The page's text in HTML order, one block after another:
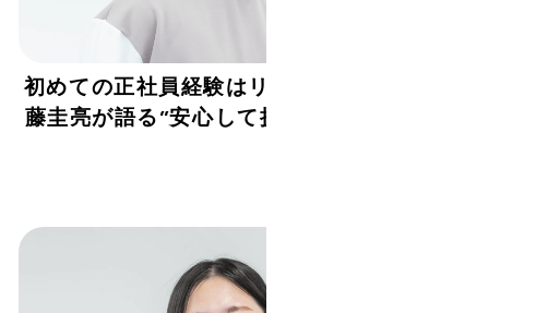
初めての正社員経験はリアライズで。伊
藤圭亮が語る“安心して挑戦できる環境”